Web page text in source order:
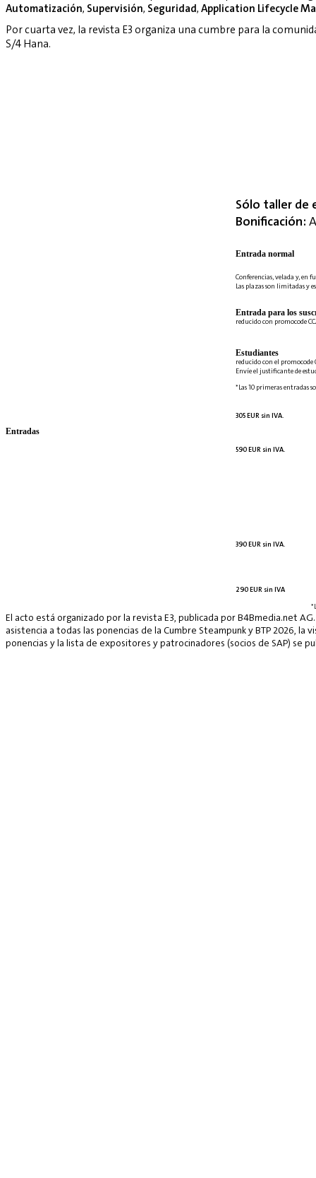
Automatización, Supervisión, Seguridad, Application Lifecycle
Por cuarta vez, la revista E3 organiza una cumbre para la
S/4 Hana.
Sólo taller de
Bonificación:
Entrada normal
Conferencias, velada y, en
Las plazas son limitadas y
Entrada para los
reducido con promocode
Estudiantes
reducido con el promocode
Envíe el justificante de
*Las 10 primeras entradas
305 EUR sin IVA.
590 EUR sin IVA.
390 EUR sin IVA.
290 EUR sin IVA
Entradas
El acto está organizado por la revista E3, publicada por B4Bmedia.net
asistencia a todas las ponencias de la Cumbre Steampunk y BTP 2026,
ponencias y la lista de expositores y patrocinadores (socios de SAP) se